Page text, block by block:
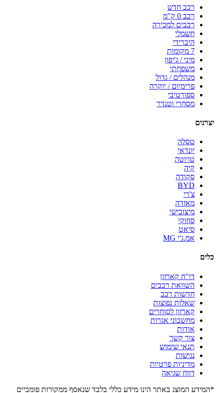
רכב חדש
רכב 0 ק"מ
רכבים למכירה
חשמלי
היברידי
7 מקומות
מיני / ג'יפון
משפחתי
מנהלים / גדול
פרימיום / יוקרה
ספורטיבי
מסחרי וטנדר
יצרנים
טסלה
יונדאי
טויוטה
קיה
סקודה
BYD
צ'רי
מאזדה
מיצובישי
סוזוקי
סיאט
אמ.ג'י MG
כלים
דו"ח קארזון
השוואת רכבים
חדשות רכב
שאלות נפוצות
קארזון לסוחרים
מחשבוני אגרות
אודות
צור קשר
תנאי שימוש
נגישות
מדיניות פרטיות
דווח שגיאה
*המידע המוצג באתר הינו מידע כללי בלבד שנאסף ממקורות פומביים